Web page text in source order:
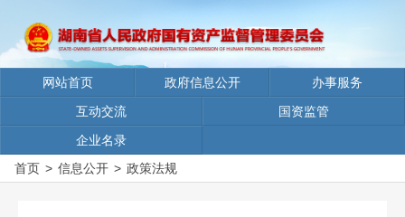
网站首页 政府信息公开
办事服务
互动交流
国资监管
企业名录
首页 > 信息公开 > 政策法规